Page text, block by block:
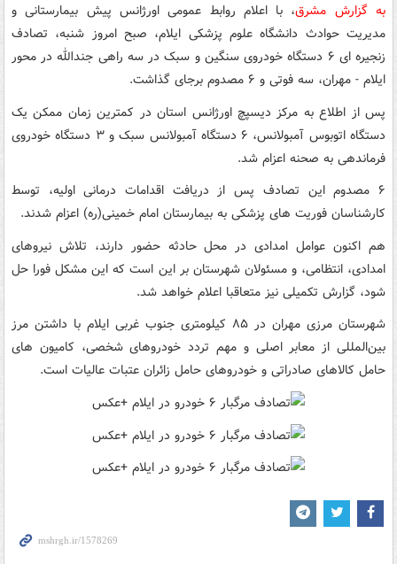
به گزارش مشرق، با اعلام روابط عمومی اورژانس پیش بیمارستانی و
مدیریت حوادث دانشگاه علوم پزشکی ایلام، صبح امروز شنبه، تصادف
زنجیره ای ۶ دستگاه خودروی سنگین و سبک در سه راهی جندالله در محور
ایلام - مهران، سه فوتی و ۶ مصدوم برجای گذاشت.
پس از اطلاع به مرکز دیسپچ اورژانس استان در کمترین زمان ممکن یک
دستگاه اتوبوس آمبولانس، ۶ دستگاه آمبولانس سبک و ۳ دستگاه خودروی
فرماندهی به صحنه اعزام شد.
۶ مصدوم این تصادف پس از دریافت اقدامات درمانی اولیه، توسط
کارشناسان فوریت های پزشکی به بیمارستان امام خمینی(ره) اعزام شدند.
هم اکنون عوامل امدادی در محل حادثه حضور دارند، تلاش نیروهای
امدادی، انتظامی، و مسئولان شهرستان بر این است که این مشکل فورا حل
شود، گزارش تکمیلی نیز متعاقبا اعلام خواهد شد.
شهرستان مرزی مهران در ۸۵ کیلومتری جنوب غربی ایلام با داشتن مرز
بین‌المللی از معابر اصلی و مهم تردد خودروهای شخصی، کامیون های
حامل کالاهای صادراتی و خودروهای حامل زائران عتبات عالیات است.